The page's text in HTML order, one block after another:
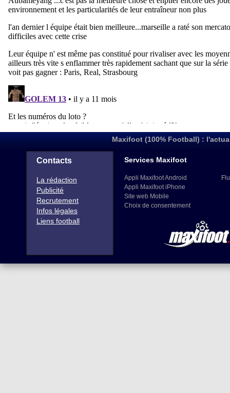
Maxifoot (100% Football) :
Contacts
La rédaction
Publicité
Recrutement
Infos légales
Liens football
Services Maxifoot
Appli Maxifoot Android
Appli Maxifoot iPhone
Site web Mobile
Choix de consentement